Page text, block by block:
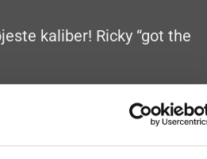
kaliber! Ricky “got the